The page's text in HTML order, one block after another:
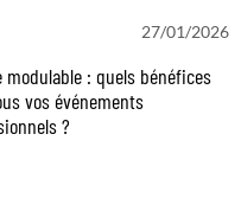
27/01/2026
modulable : quels bénéfices
vos événements
?